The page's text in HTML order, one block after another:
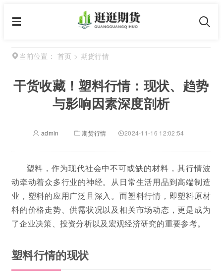
当前位置： 首页 > 期货行情
干货收藏！塑料行情：现状、趋势
与影响因素深度剖析
admin 期货行情 2024-11-16 12:02:54
塑料，作为现代社会中不可或缺的材料，其行情波
动牵动着众多行业的神经。从日常生活用品到高端制造
业，塑料的应用广泛且深入。而塑料行情，即塑料原材
料的价格走势、供需状况以及相关市场动态，更是成为
了企业决策、投资分析以及宏观经济研究的重要参考。
塑料行情的现状